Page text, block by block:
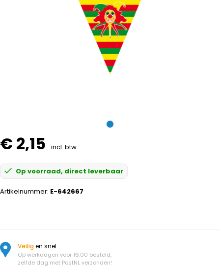
€ 2,15 incl. btw
Op voorraad, direct leverbaar
Artikelnummer: E-642667
Veiligen snel
Op werkdagen voor 16:00 besteld,
zelfde dag met PostNL verzonden!